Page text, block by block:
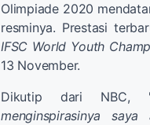
Olimpiade 2020
resminya. Prestasi
IFSC World Youth
13 November.
Dikutip dari NBC,
menginspirasinya